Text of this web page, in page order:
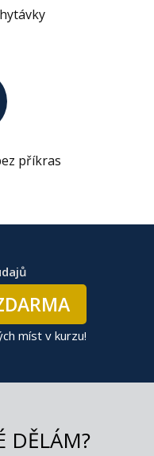
příkras
míst v kurzu!
DĚLÁM?